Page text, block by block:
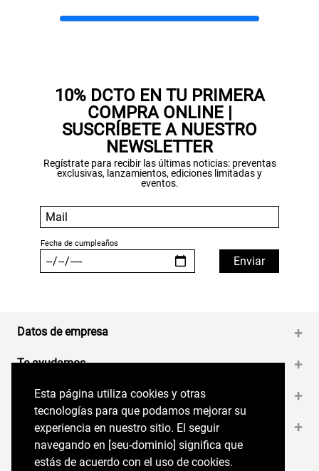
Esta página utiliza cookies y otras
tecnologías para que podamos mejorar su
experiencia en nuestro sitio. El seguir
navegando en perryellis.cl significa que estás
de acuerdo con el uso de cookies.
Esta página utiliza cookies y otras
tecnologías para que podamos mejorar su
experiencia en nuestro sitio. El seguir
navegando en [seu-dominio] significa que
estás de acuerdo con el uso de cookies.
10% DCTO EN TU PRIMERA
COMPRA ONLINE |
SUSCRÍBETE A NUESTRO
NEWSLETTER
Regístrate para recibir las últimas noticias: preventas
exclusivas, lanzamientos, ediciones limitadas y
eventos.
Aquí esta tu cupón, usalo en tu siguiente
Datos de empresa +
Te ayudamos +
Medios de pago +
Contáctanos +
Síguenos en nuestras RRSS